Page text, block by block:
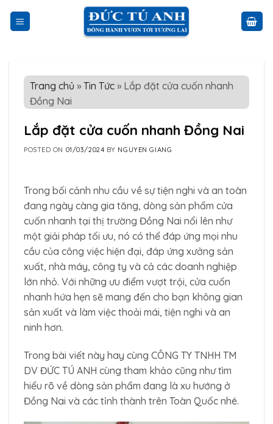
Trang chủ » Tin Tức » Lắp đặt cửa cuốn nhanh
Đồng Nai
Lắp đặt cửa cuốn nhanh Đồng Nai
POSTED ON 01/03/2024 BY NGUYEN GIANG
Trong bối cảnh nhu cầu về sự tiện nghi và an toàn
đang ngày càng gia tăng, dòng sản phẩm cửa
cuốn nhanh tại thị trường Đồng Nai nổi lên như
một giải pháp tối ưu, nó có thể đáp ứng mọi nhu
cầu của công việc hiện đại, đáp ứng xưởng sản
xuất, nhà máy, công ty và cả các doanh nghiệp
lớn nhỏ. Với những ưu điểm vượt trội, cửa cuốn
nhanh hứa hẹn sẽ mang đến cho bạn không gian
sản xuất và làm việc thoải mái, tiện nghi và an
ninh hơn.
Trong bài viết này hay cùng CÔNG TY TNHH TM
DV ĐỨC TÚ ANH cùng tham khảo cũng như tìm
hiểu rõ về dòng sản phẩm đang là xu hướng ở
Đồng Nai và các tỉnh thành trên Toàn Quốc nhé.